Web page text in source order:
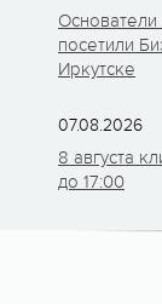
посетили
Иркутске
07.08.2026
8 августа
до 17:00